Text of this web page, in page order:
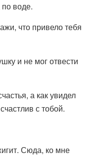
воде.
что привело тебя
и не мог отвести
а как увидел
с тобой.
Сюда, ко мне